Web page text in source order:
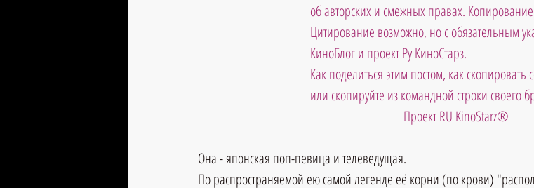
об авторских и смежных правах.
Цитирование возможно, но с обязательным
КиноБлог и проект Ру КиноСтарз.
Как поделиться этим постом, как скопировать
или скопируйте из командной строки своего
Проект RU KinoStarz®
Она - японская поп-певица и телеведущая.
По распространяемой ею самой легенде её корни (по крови)